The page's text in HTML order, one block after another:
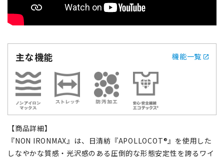
主な機能 機能一覧
【商品詳細】
『NON IRONMAX』は、日清紡『APOLLOCOT®』を使用した
しなやかな質感・光沢感のある圧倒的な形態安定性を誇るワイ